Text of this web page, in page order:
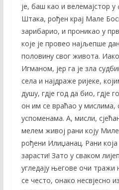
је, баш као и велемајстор
Штака, рођен крај Мале
зарибарио, и проникао у
које је провео најљепше
половину свог живота.
Игманом, јер га је зла
села и најдраже ријеке,
душу, гдје год да био, гдје
он им се враћао у мислима,
успоменама. А, мисли,
мелем живој рани коју
рођени Илиџанац. Рани
зарасти! Зато у сваком
угледају његове очи
се често, онако несвјесно